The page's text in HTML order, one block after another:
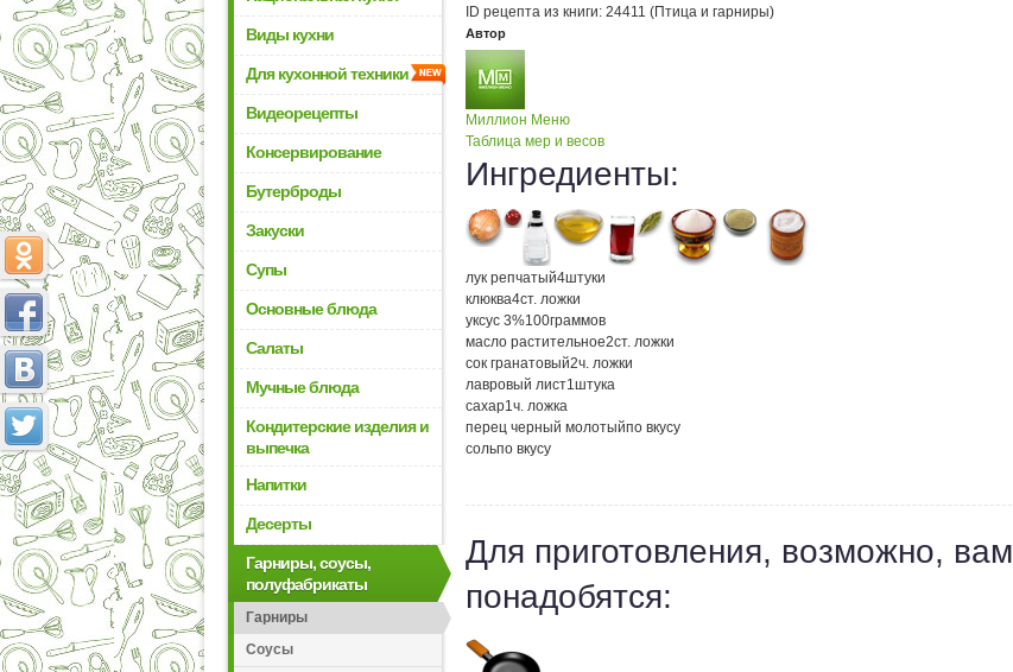
Виды кухни
Для кухонной техники
Видеорецепты
Консервирование
Бутерброды
Закуски
Супы
Основные блюда
Салаты
Мучные блюда
Кондитерские изделия и
выпечка
Напитки
Десерты
Гарниры, соусы,
полуфабрикаты
Гарниры
Соусы
ID рецепта из книги: 24411 (Птица и гарниры)
Автор
Миллион Меню
Таблица мер и весов
Ингредиенты:
лук репчатый4штуки
клюква4ст. ложки
уксус 3%100граммов
масло растительное2ст. ложки
сок гранатовый2ч. ложки
лавровый лист1штука
сахар1ч. ложка
перец черный молотыйпо вкусу
сольпо вкусу
Для приготовления, возможно, вам
понадобятся: